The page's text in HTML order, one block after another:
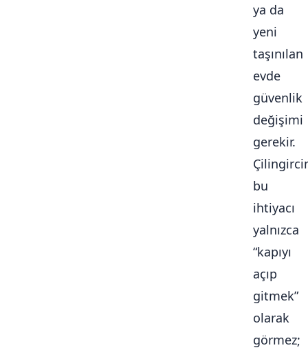
ya da
yeni
taşınılan
evde
güvenlik
değişimi
gerekir.
bu
ihtiyacı
yalnızca
“kapıyı
açıp
gitmek”
olarak
görmez;